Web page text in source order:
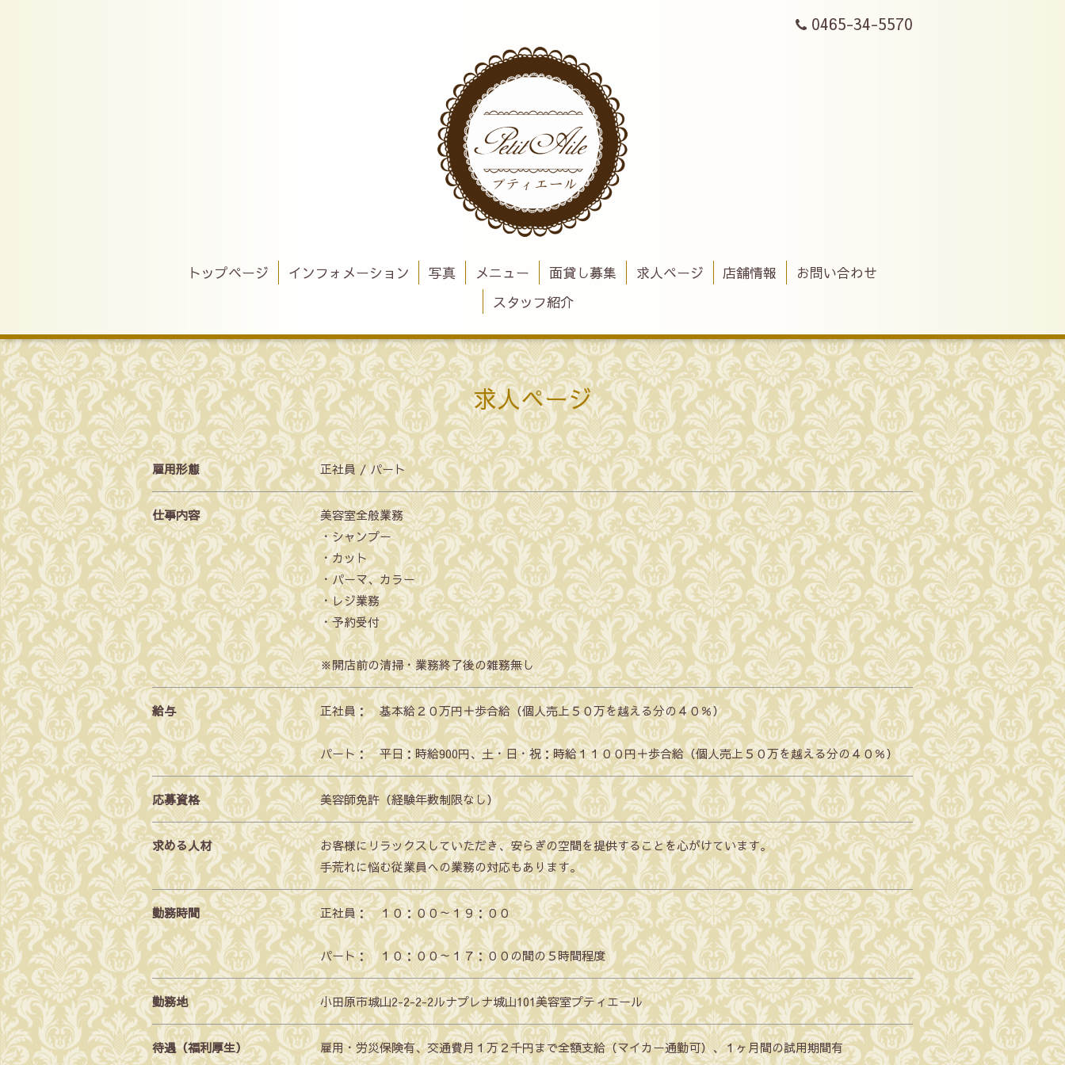
0465-34-5570
トップページ インフォメーション 写真 メニュー 面貸し募集 求人ページ 店舗情報
お問い合わせ
スタッフ紹介
求人ページ
雇用形態 正社員 / パート
仕事内容
美容室全般業務
・シャンプー
・カット
・パーマ、カラー
・レジ業務
・予約受付
※開店前の清掃・業務終了後の雑務無し
給与 正社員： 基本給２０万円＋歩合給（個人売上５０万を越える分の４０％）
パート： 平日：時給900円、土・日・祝：時給１１００円＋歩合給（個人売上５０万を越える分の４０％）
応募資格 美容師免許（経験年数制限なし）
求める人材
お客様にリラックスしていただき、安らぎの空間を提供することを心がけています。
手荒れに悩む従業員への業務の対応もあります。
勤務時間 正社員： １０：００～１９：００
パート： １０：００～１７：００の間の５時間程度
勤務地 小田原市城山2-2-2-2ルナプレナ城山101美容室プティエール
待遇（福利厚生） 雇用・労災保険有、交通費月１万２千円まで全額支給（マイカー通勤可）、１ヶ月間の試用期間有